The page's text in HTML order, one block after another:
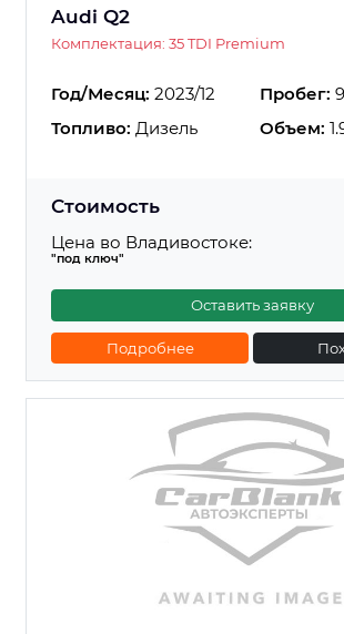
Audi Q2
Комплектация: 35 TDI Premium
Год/Месяц: 2023/12 Пробег:
Топливо: Дизель Объем:
Стоимость
Цена во Владивостоке:
"под ключ"
Оставить заявку
Подробнее